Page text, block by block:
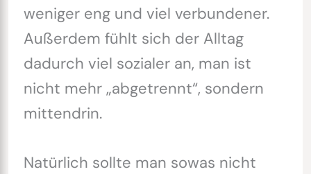
weniger eng und viel verbundener.
Außerdem fühlt sich der Alltag
dadurch viel sozialer an, man ist
nicht mehr „abgetrennt“, sondern
mittendrin.
Natürlich sollte man sowas nicht